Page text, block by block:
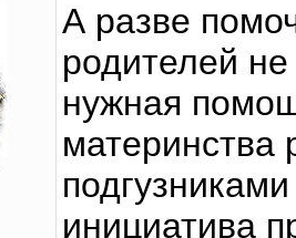
А разве
родителей
нужная
материнства
инициатива